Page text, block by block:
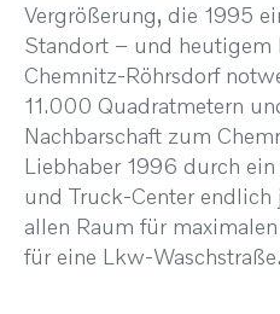
Vergrößerung, die 1995
Standort – und heutigem
Chemnitz-Röhrsdorf
11.000 Quadratmetern
Nachbarschaft zum
Liebhaber 1996 durch
und Truck-Center
allen Raum für
für eine Lkw-Waschstraße.